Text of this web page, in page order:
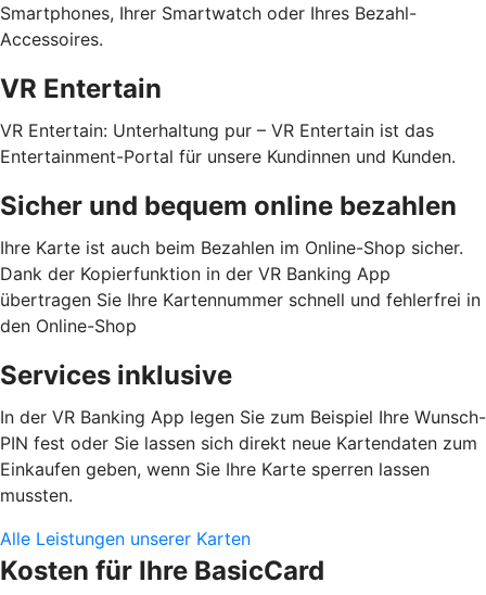
Smartphones, Ihrer Smartwatch oder Ihres Bezahl-
Accessoires.
VR Entertain
VR Entertain: Unterhaltung pur – VR Entertain ist das
Entertainment-Portal für unsere Kundinnen und Kunden.
Sicher und bequem online bezahlen
Ihre Karte ist auch beim Bezahlen im Online-Shop sicher.
Dank der Kopierfunktion in der VR Banking App
übertragen Sie Ihre Kartennummer schnell und fehlerfrei in
den Online-Shop
Services inklusive
In der VR Banking App legen Sie zum Beispiel Ihre Wunsch-
PIN fest oder Sie lassen sich direkt neue Kartendaten zum
Einkaufen geben, wenn Sie Ihre Karte sperren lassen
mussten.
Alle Leistungen unserer Karten
Kosten für Ihre BasicCard